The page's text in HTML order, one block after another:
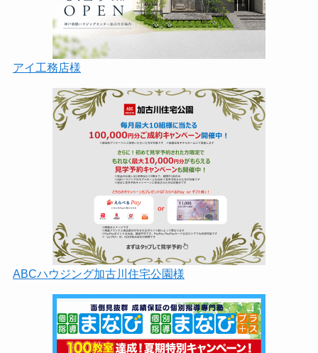
アイ工務店様
ABCハウジング加古川住宅公園様